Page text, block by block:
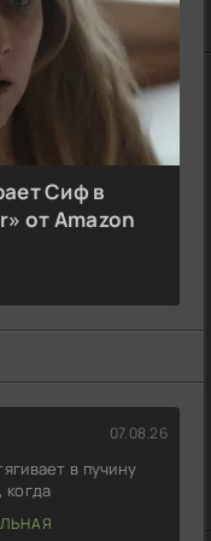
Сиф в
от Amazon
07.08.26
в пучину